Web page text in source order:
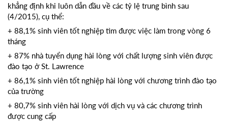
khẳng định khi luôn dẫn đầu về các tỷ lệ trung bình sau
(4/2015), cụ thể:
+ 88,1% sinh viên tốt nghiệp tìm được việc làm trong vòng 6
tháng
+ 87% nhà tuyển dụng hài lòng với chất lượng sinh viên được
đào tạo ở St. Lawrence
+ 86,1% sinh viên tốt nghiệp hài lòng với chương trình đào tạo
của trường
+ 80,7% sinh viên hài lòng với dịch vụ và các chương trình
được cung cấp